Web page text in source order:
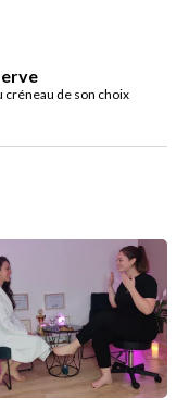
de son choix